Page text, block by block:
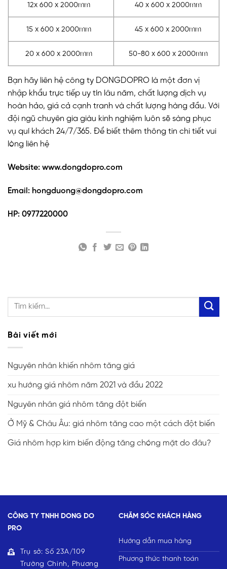
12x 600 x 2000mm 40 x 600 x 2000mm
15 x 600 x 2000mm 45 x 600 x 2000mm
20 x 600 x 2000mm 50-80 x 600 x 2000mm
Bạn hãy liên hệ công ty DONGDOPRO là một đơn vị
nhập khẩu trực tiếp uy tín lâu năm, chất lượng dịch vụ
hoàn hảo, giá cả cạnh tranh và chất lượng hàng đầu. Với
đội ngũ chuyên gia giàu kinh nghiệm luôn sẽ sàng phục
vụ quí khách 24/7/365. Để biết thêm thông tin chi tiết vui
lòng liên hệ
Website: www.dongdopro.com
Email: hongduong@dongdopro.com
HP: 0977220000
Bài viết mới
Nguyên nhân khiến nhôm tăng giá
xu hướng giá nhôm năm 2021 và đầu 2022
Nguyên nhân giá nhôm tăng đột biến
Ở Mỹ & Châu Âu: giá nhôm tăng cao một cách đột biến
Giá nhôm hợp kim biến động tăng chóng mặt do đâu?
CÔNG TY TNHH DONG DO
PRO
Trụ sở: Số 23A/109
Trường Chinh, Phương
CHĂM SÓC KHÁCH HÀNG
Hướng dẫn mua hàng
Phương thức thanh toán